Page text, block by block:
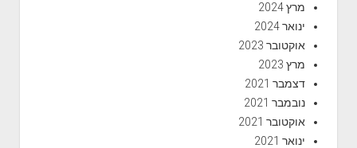
מרץ 2024
ינואר 2024
אוקטובר 2023
מרץ 2023
דצמבר 2021
נובמבר 2021
אוקטובר 2021
ינואר 2021